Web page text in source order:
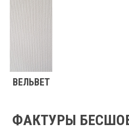
ВЕЛЬВЕТ
ФАКТУРЫ